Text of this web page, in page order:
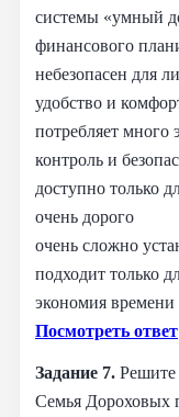
системы «умный
финансового
небезопасен для
удобство и
потребляет много
контроль и
доступно только
очень дорого
очень сложно
подходит только
экономия времени
Посмотреть ответ
Задание 7. Решите
Семья Дороховых